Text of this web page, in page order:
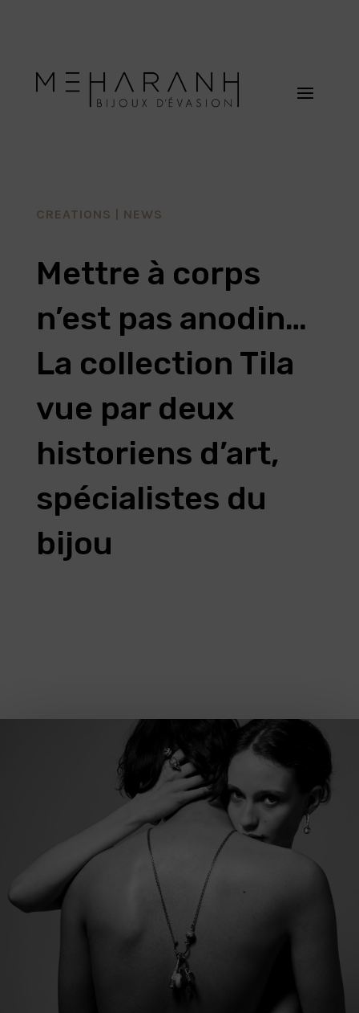
CREATIONS | NEWS
Mettre à corps
n’est pas anodin…
La collection Tila
vue par deux
historiens d’art,
spécialistes du
bijou